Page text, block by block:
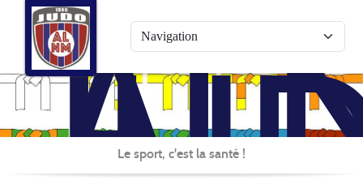
Le sport, c'est la santé !
Panneau de gestion des cookies